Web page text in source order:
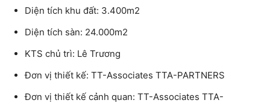
Diện tích khu đất: 3.400m2
Diện tích sàn: 24.000m2
KTS chủ trì: Lê Trương
Đơn vị thiết kế: TT-Associates TTA-PARTNERS
Đơn vị thiết kế cảnh quan: TT-Associates TTA-